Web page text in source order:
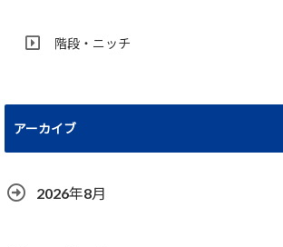
階段・ニッチ
アーカイブ
2026年8月